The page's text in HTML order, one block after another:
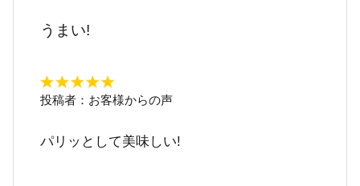
うまい!
投稿者： お客様からの声
パリッとして美味しい!